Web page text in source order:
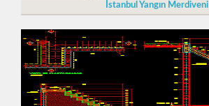
İstanbul Yangın Merdiveni